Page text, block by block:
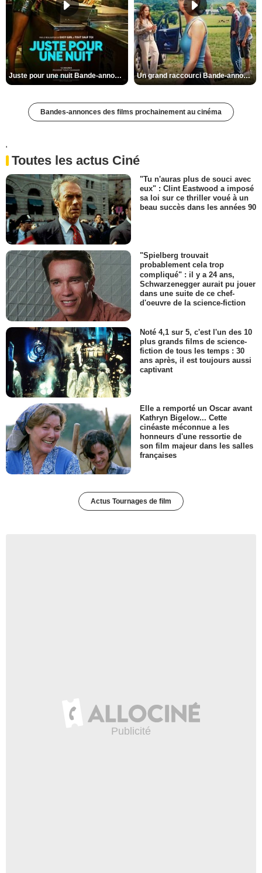
Juste pour une nuit Bande-annonce VO STFR Un grand raccourci Bande-annonce VF
Bandes-annonces des films prochainement au cinéma
'
Toutes les actus Ciné
"Tu n'auras plus de souci avec
eux" : Clint Eastwood a imposé
sa loi sur ce thriller voué à un
beau succès dans les années 90
"Spielberg trouvait
probablement cela trop
compliqué" : il y a 24 ans,
Schwarzenegger aurait pu jouer
dans une suite de ce chef-
d'oeuvre de la science-fiction
Noté 4,1 sur 5, c'est l'un des 10
plus grands films de science-
fiction de tous les temps : 30
ans après, il est toujours aussi
captivant
Elle a remporté un Oscar avant
Kathryn Bigelow... Cette
cinéaste méconnue a les
honneurs d'une ressortie de
son film majeur dans les salles
françaises
Actus Tournages de film